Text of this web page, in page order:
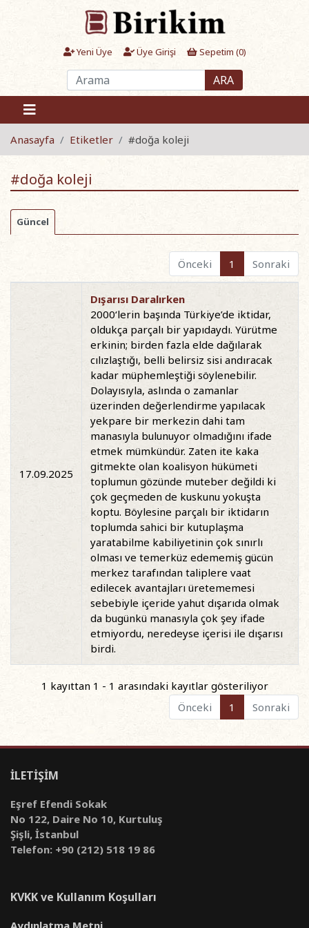
Yeni Üye Üye Girişi Sepetim (0)
ARA
Anasayfa Etiketler #doğa koleji
#doğa koleji
Güncel
Önceki 1 Sonraki
17.09.2025
Dışarısı Daralırken
2000‘lerin başında Türkiye’de iktidar,
oldukça parçalı bir yapıdaydı. Yürütme
erkinin; birden fazla elde dağılarak
cılızlaştığı, belli belirsiz sisi andıracak
kadar müphemleştiği söylenebilir.
Dolayısıyla, aslında o zamanlar
üzerinden değerlendirme yapılacak
yekpare bir merkezin dahi tam
manasıyla bulunuyor olmadığını ifade
etmek mümkündür. Zaten ite kaka
gitmekte olan koalisyon hükümeti
toplumun gözünde muteber değildi ki
çok geçmeden de kuskunu yokuşta
koptu. Böylesine parçalı bir iktidarın
toplumda sahici bir kutuplaşma
yaratabilme kabiliyetinin çok sınırlı
olması ve temerküz edememiş gücün
merkez tarafından taliplere vaat
edilecek avantajları üretememesi
sebebiyle içeride yahut dışarıda olmak
da bugünkü manasıyla çok şey ifade
etmiyordu, neredeyse içerisi ile dışarısı
birdi.
1 kayıttan 1 - 1 arasındaki kayıtlar gösteriliyor
Önceki
1 Sonraki
İLETİŞİM
Eşref Efendi Sokak
No 122, Daire No 10, Kurtuluş
Şişli, İstanbul
Telefon: +90 (212) 518 19 86
KVKK ve Kullanım Koşulları
Aydınlatma Metni